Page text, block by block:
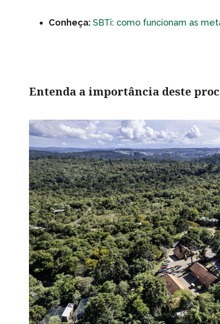
Conheça: SBTi: como funcionam as
Entenda a importância deste